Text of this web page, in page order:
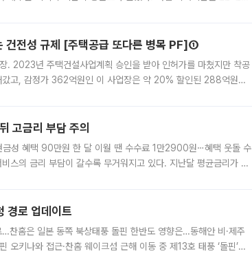
건전성 규제 [주택공급 또다른 병목 PF]①
. 2023년 주택건설사업계획 승인을 받아 인허가를 마쳤지만 착공
갔고, 감정가 362억원인 이 사업장은 약 20% 할인된 288억원에
고금리 부담 주의
성 혜택 90만원 한 달 이월 땐 수수료 1만2900원⋯혜택 웃돌 수
스의 금리 부담이 갈수록 무거워지고 있다. 지난달 평균금리가 연
경로 업데이트
찬홈은 일본 동쪽 북상태풍 돌핀 한반도 영향은…동해안 비·제주
키나와 접근·찬홈 웨이크섬 근해 이동 중 제13호 태풍 ‘돌핀’이